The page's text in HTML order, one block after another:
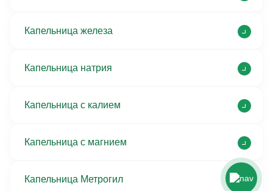
Капельница железа
Капельница натрия
Капельница с калием
Капельница с магнием
Капельница Метрогил